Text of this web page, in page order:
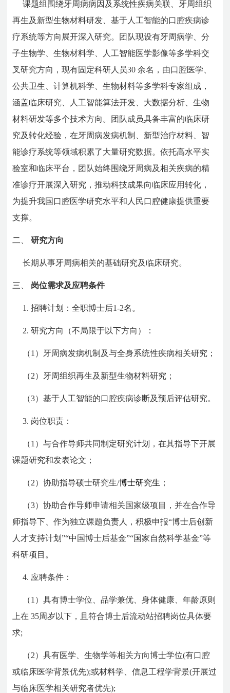
课题组围绕牙周病病因及系统性疾病关联、牙周组织
再生及新型生物材料研发、基于人工智能的口腔疾病诊
疗系统等方向展开深入研究。团队现设有牙周病学、分
子生物学、生物材料学、人工智能医学影像等多学科交
叉研究方向，现有固定科研人员30 余名，由口腔医学、
公共卫生、计算机科学、生物材料等多学科专家组成，
涵盖临床研究、人工智能算法开发、大数据分析、生物
材料研发等多个技术方向。团队成员具备丰富的临床研
究及转化经验，在牙周病发病机制、新型治疗材料、智
能诊疗系统等领域积累了大量研究数据。依托高水平实
验室和临床平台，团队始终围绕牙周病及相关疾病的精
准诊疗开展深入研究，推动科技成果向临床应用转化，
为提升我国口腔医学研究水平和人民口腔健康提供重要
支撑。
二、研究方向
长期从事牙周病相关的基础研究及临床研究。
三、 岗位需求及应聘条件
1. 招聘计划：全职博士后1-2名。
2. 研究方向（不局限于以下方向）：
（1）牙周病发病机制及与全身系统性疾病相关研究；
（2）牙周组织再生及新型生物材料研究；
（3）基于人工智能的口腔疾病诊断及预后评估研究。
3. 岗位职责：
（1）与合作导师共同制定研究计划，在其指导下开展
课题研究和发表论文；
（2）协助指导硕士研究生/博士研究生 ；
（3）协助合作导师申请相关国家级项目，并在合作导
师指导下、作为独立课题负责人，积极申报“博士后创新
人才支持计划”“中国博士后基金”“国家自然科学基金”等
科研项目。
4. 应聘条件：
（1）具有博士学位、品学兼优、身体健康、年龄原则
上在 35周岁以下，且符合博士后流动站招聘岗位具体要
求;
（2）具有医学、生物学等相关方向博士学位(有口腔
或临床医学背景优先);或材料学、信息工程学背景(开展过
与临床医学相关研究者优先);